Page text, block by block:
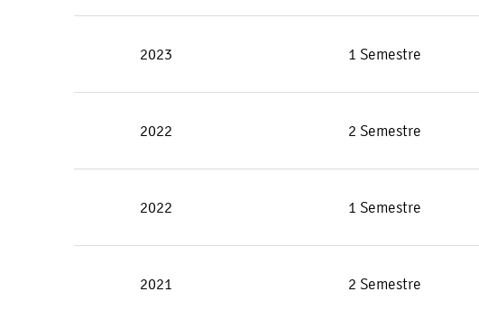
2023 1 Semestre
2022 2 Semestre
2022 1 Semestre
2021 2 Semestre